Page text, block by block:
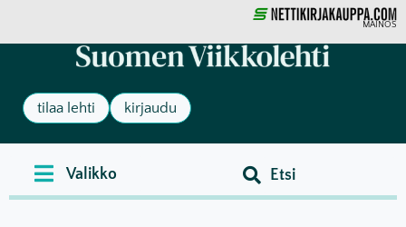
MAINOS
tilaa lehti kirjaudu